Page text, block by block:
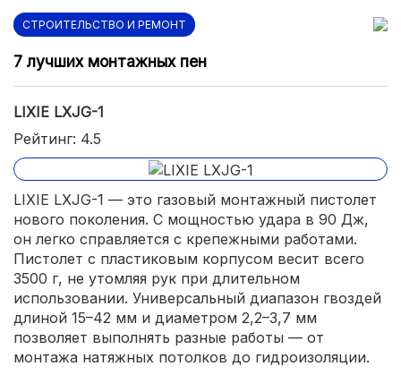
СТРОИТЕЛЬСТВО И РЕМОНТ
7 лучших монтажных пен
LIXIE LXJG-1
Рейтинг: 4.5
LIXIE LXJG-1 — это газовый монтажный пистолет
нового поколения. С мощностью удара в 90 Дж,
он легко справляется с крепежными работами.
Пистолет с пластиковым корпусом весит всего
3500 г, не утомляя рук при длительном
использовании. Универсальный диапазон гвоздей
длиной 15–42 мм и диаметром 2,2–3,7 мм
позволяет выполнять разные работы — от
монтажа натяжных потолков до гидроизоляции.